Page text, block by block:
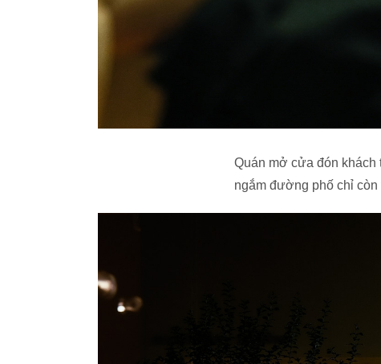
Quán mở cửa đón khách
ngắm đường phố chỉ còn